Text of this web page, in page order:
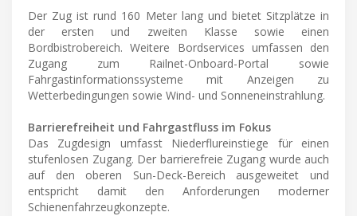
Der Zug ist rund 160 Meter lang und bietet Sitzplätze in
der ersten und zweiten Klasse sowie einen
Bordbistrobereich. Weitere Bordservices umfassen den
Zugang zum Railnet-Onboard-Portal sowie
Fahrgastinformationssysteme mit Anzeigen zu
Wetterbedingungen sowie Wind- und Sonneneinstrahlung.
Barrierefreiheit und Fahrgastfluss im Fokus
Das Zugdesign umfasst Niederflureinstiege für einen
stufenlosen Zugang. Der barrierefreie Zugang wurde auch
auf den oberen Sun-Deck-Bereich ausgeweitet und
entspricht damit den Anforderungen moderner
Schienenfahrzeugkonzepte.